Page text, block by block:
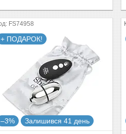
FS74958
+ ПОДАРОК!
–3% Залишився 41 день